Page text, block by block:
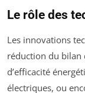
Le rôle des
Les innovations
réduction du bilan
d’efficacité
électriques, ou